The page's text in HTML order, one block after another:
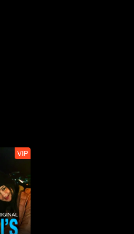
VIP